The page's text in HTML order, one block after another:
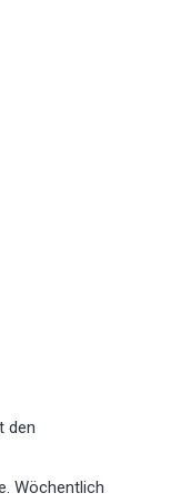
den
Wöchentlich